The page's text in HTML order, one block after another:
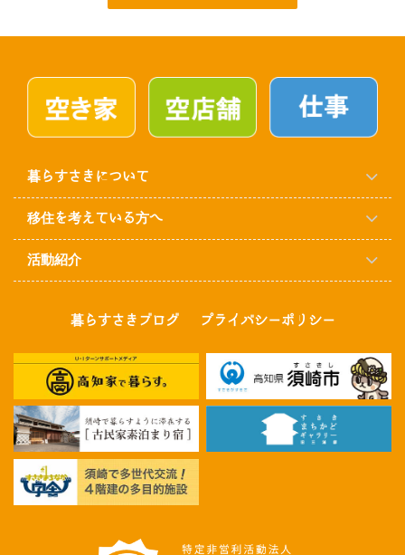
暮らすさきについて
移住を考えている方へ
活動紹介
暮らすさきブログ プライバシーポリシー